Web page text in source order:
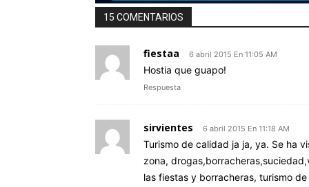
15 COMENTARIOS
fiestaa 6 abril 2015 En 11:05 AM
Hostia que guapo!
Respuesta
sirvientes 6 abril 2015 En 11:18 AM
Turismo de calidad ja ja, ya. Se ha
zona,
las fiestas y borracheras, turismo